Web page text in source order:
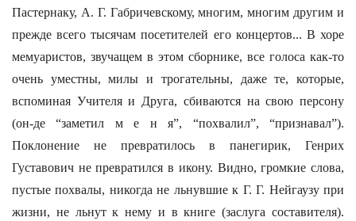
Пастернаку, А. Г. Габричевскому, многим, многим другим и
прежде всего тысячам посетителей его концертов... В хоре
мемуаристов, звучащем в этом сборнике, все голоса как-то
очень уместны, милы и трогательны, даже те, которые,
вспоминая Учителя и Друга, сбиваются на свою персону
(он-де “заметил м е н я”, “похвалил”, “признавал”).
Поклонение не превратилось в панегирик, Генрих
Густавович не превратился в икону. Видно, громкие слова,
пустые похвалы, никогда не льнувшие к Г. Г. Нейгаузу при
жизни, не льнут к нему и в книге (заслуга составителя).